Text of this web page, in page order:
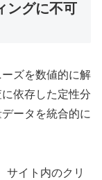
ングに不可
ズを数値的に解
依存した定性分
ータを統合的に
サイト内のクリ